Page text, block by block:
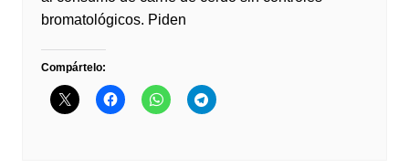
bromatológicos. Piden
Compártelo: